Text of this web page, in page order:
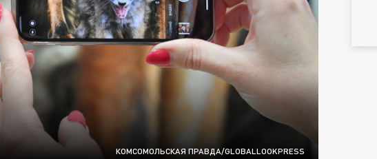
КОМСОМОЛЬСКАЯ ПРАВДА/GLOBALLOOKPRESS